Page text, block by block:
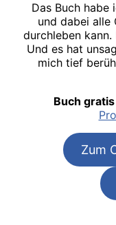
Das Buch habe
und dabei alle
durchleben
Und es hat
mich tief
Buch
Zum